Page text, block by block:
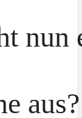
nun
aus?